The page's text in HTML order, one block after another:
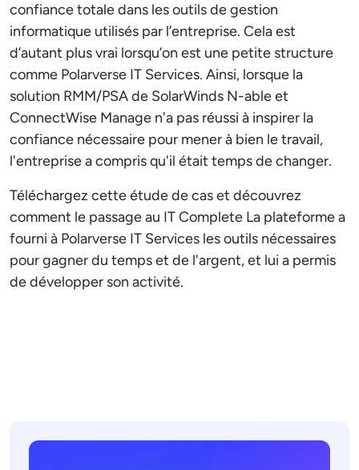
confiance totale dans les outils de gestion
informatique utilisés par l’entreprise. Cela est
d’autant plus vrai lorsqu’on est une petite structure
comme Polarverse IT Services. Ainsi, lorsque la
solution RMM/PSA de SolarWinds N-able et
ConnectWise Manage n'a pas réussi à inspirer la
confiance nécessaire pour mener à bien le travail,
l'entreprise a compris qu'il était temps de changer.
Téléchargez cette étude de cas et découvrez
comment le passage au IT Complete La plateforme a
fourni à Polarverse IT Services les outils nécessaires
pour gagner du temps et de l'argent, et lui a permis
de développer son activité.